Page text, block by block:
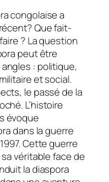
congolaise a
Que fait-
? La question
peut être
: politique,
et social.
le passé de la
L’histoire
évoque
dans la guerre
Cette guerre
véritable face de
la diaspora